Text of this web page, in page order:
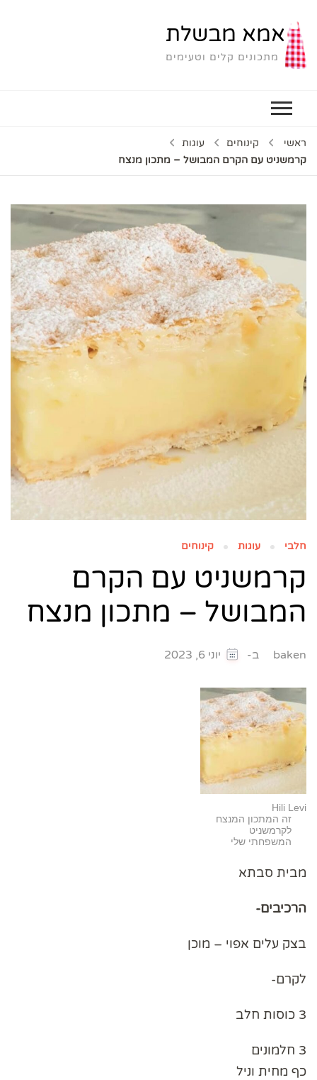
אמא מבשלת
מתכונים קלים וטעימים
ראשי קינוחים
עוגות
קרמשניט עם הקרם המבושל – מתכון מנצח
חלבי עוגות קינוחים
קרמשניט עם הקרם
המבושל – מתכון מנצח
baken ב- יוני 6, 2023
Hili Levi
זה המתכון המנצח
לקרמשניט
המשפחתי שלי
מבית סבתא
הרכיבים-
בצק עלים אפוי – מוכן
לקרם-
3 כוסות חלב
3 חלמונים
כף מחית וניל